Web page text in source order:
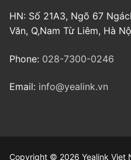
HN: Số 21A3, Ngõ 67
Văn, Q,Nam Từ Liêm, Hà
Phone: 028-7300-0246
Email: info@yealink.vn
Copyright © 2026 Yealink Viet